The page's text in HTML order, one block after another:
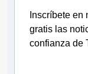
Inscríbete
gratis las
confianza de